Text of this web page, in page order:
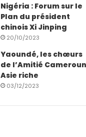
Nigéria : Forum sur le
Plan du président
chinois Xi Jinping
20/10/2023
Yaoundé, les chœurs
de l’Amitié
Asie riche
03/12/2023